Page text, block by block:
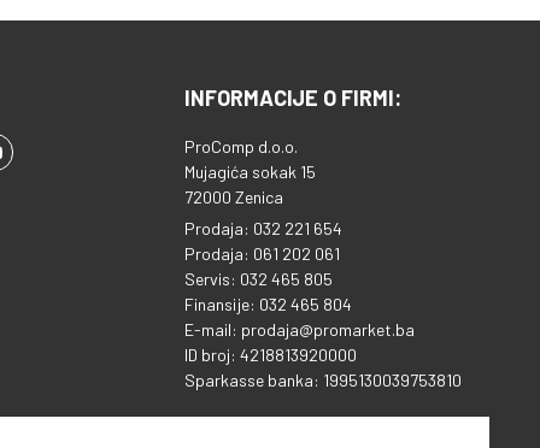
INFORMACIJE O FIRMI:
ProComp d.o.o.
Mujagića sokak 15
72000 Zenica
Prodaja: 032 221 654
Prodaja: 061 202 061
Servis: 032 465 805
Finansije: 032 465 804
E-mail: prodaja@promarket.ba
ID broj: 4218813920000
Sparkasse banka: 1995130039753810